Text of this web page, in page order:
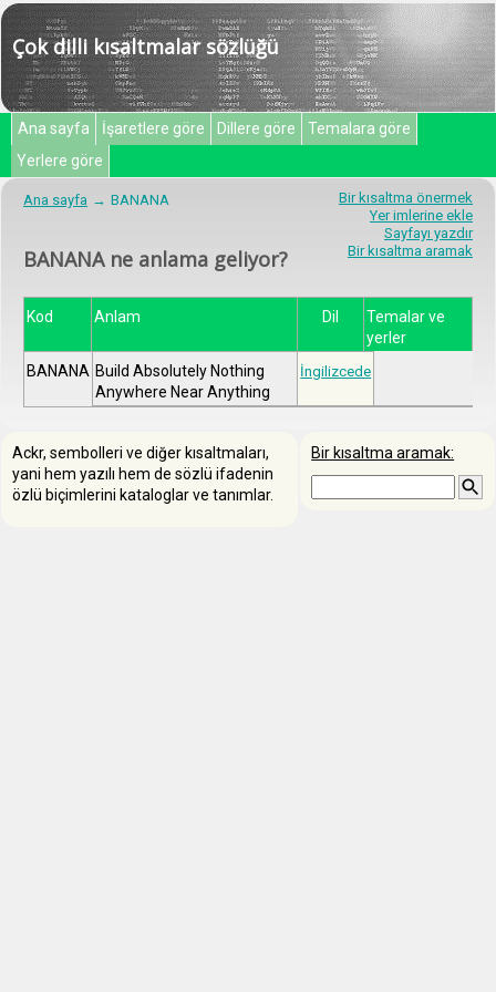
Çok dilli kısaltmalar sözlüğü
Ana sayfa İşaretlere göre Dillere göre
Temalara göre
Yerlere göre
Bir kısaltma önermek
Yer imlerine ekle
Sayfayı yazdır
Bir kısaltma aramak
Ana sayfa BANANA
BANANA ne anlama geliyor?
Kod Anlam Dil
Temalar ve
yerler
BANANA Build Absolutely Nothing
Anywhere Near Anything
İngilizcede
Bir kısaltma aramak:
Ackr, sembolleri ve diğer kısaltmaları,
yani hem yazılı hem de sözlü ifadenin
özlü biçimlerini kataloglar ve tanımlar.